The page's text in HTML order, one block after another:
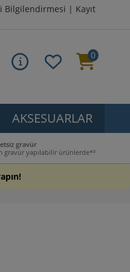
Bilgilendirmesi | Kayıt
0
AKSESUARLAR
gravür
gravür yapılabilir ürünlerde*³